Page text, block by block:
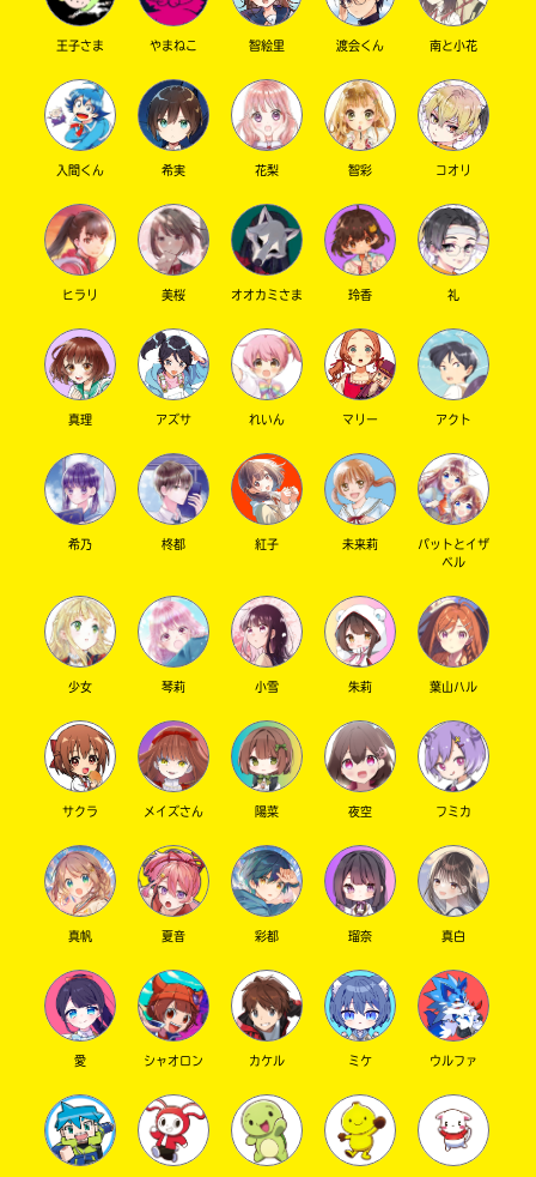
キーワードから探す
オフィシャルアカウント
SNSでシェアする
王子さま やまねこ 智絵里 渡会くん 南と小花
入間くん 希実 花梨 智彩 コオリ
ヒラリ 美桜 オオカミさま 玲香 礼
真理 アズサ れいん マリー アクト
希乃 柊都 紅子 未来莉
パットとイザ
ベル
少女 琴莉 小雪 朱莉 葉山ハル
サクラ メイズさん 陽菜 夜空 フミカ
真帆 夏音 彩都 瑠奈 真白
愛 シャオロン カケル ミケ ウルファ